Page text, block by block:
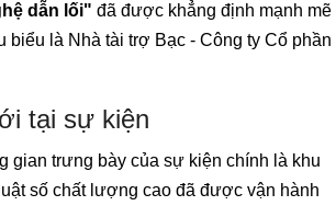
dẫn lối" đã được khẳng định mạnh mẽ
là Nhà tài trợ Bạc - Công ty Cổ phần
tại sự kiện
gian trưng bày của sự kiện chính là khu
số chất lượng cao đã được vận hành